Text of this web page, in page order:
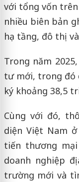
với tổng vốn
nhiều biên bản
hạ tầng, đô thị
Trong năm
tư mới, trong đó
ký khoảng 38,5
Cùng với đó,
diện Việt Nam
tiến thương
doanh nghiệp
trường mới và